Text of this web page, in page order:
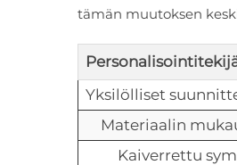
tämän muutoksen
Yksilölliset
Materiaalin
Kaiverrettu